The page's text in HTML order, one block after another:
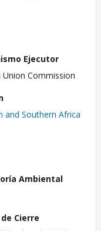
Ejecutor
Union Commission
and Southern Africa
Ambiental
Cierre